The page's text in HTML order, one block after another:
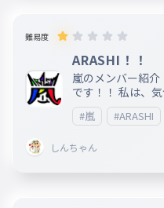
難易度
ARASHI！！
嵐のメンバー紹
です！！ 私は、
！
#嵐 #ARASHI
しんちゃん